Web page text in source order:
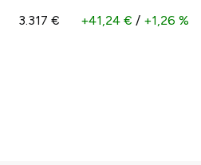
3.317 € +41,24 € / +1,26 %